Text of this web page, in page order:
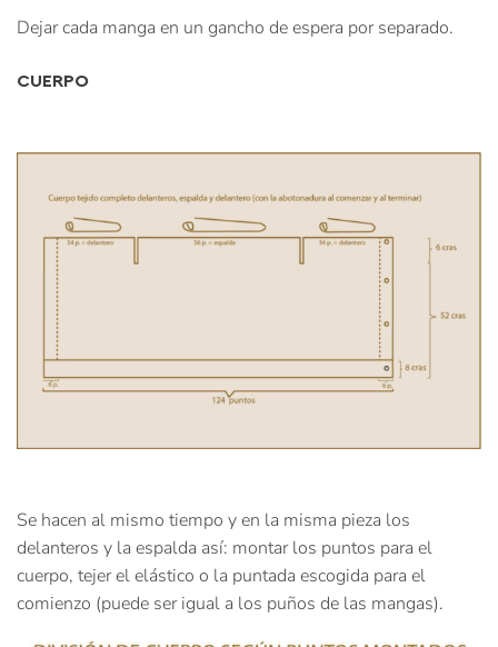
Dejar cada manga en un gancho de espera por separado.
CUERPO
Se hacen al mismo tiempo y en la misma pieza los
delanteros y la espalda así: montar los puntos para el
cuerpo, tejer el elástico o la puntada escogida para el
comienzo (puede ser igual a los puños de las mangas).